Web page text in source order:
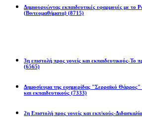
Δημιουργώντας εκπαιδευτικές εφαρμογές με
(Βιντεομαθήματα) (8715)
3η επιστολή προς γονείς και εκπαιδευτικούς-Το
(6565)
Δημοσίευμα της εφημερίδας "Σερραϊκό Θάρρος"
και εκπαιδευτικούς (7333)
2η Eπιστολή προς γονείς και εκπ/κούς-